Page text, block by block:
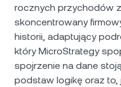
Solana SOL
EURC EURC
Przeglądaj wszystkie
rocznych przychodów
skoncentrowany
historii, adaptujący
który MicroStrategy
spojrzenie na dane
podstaw logikę oraz